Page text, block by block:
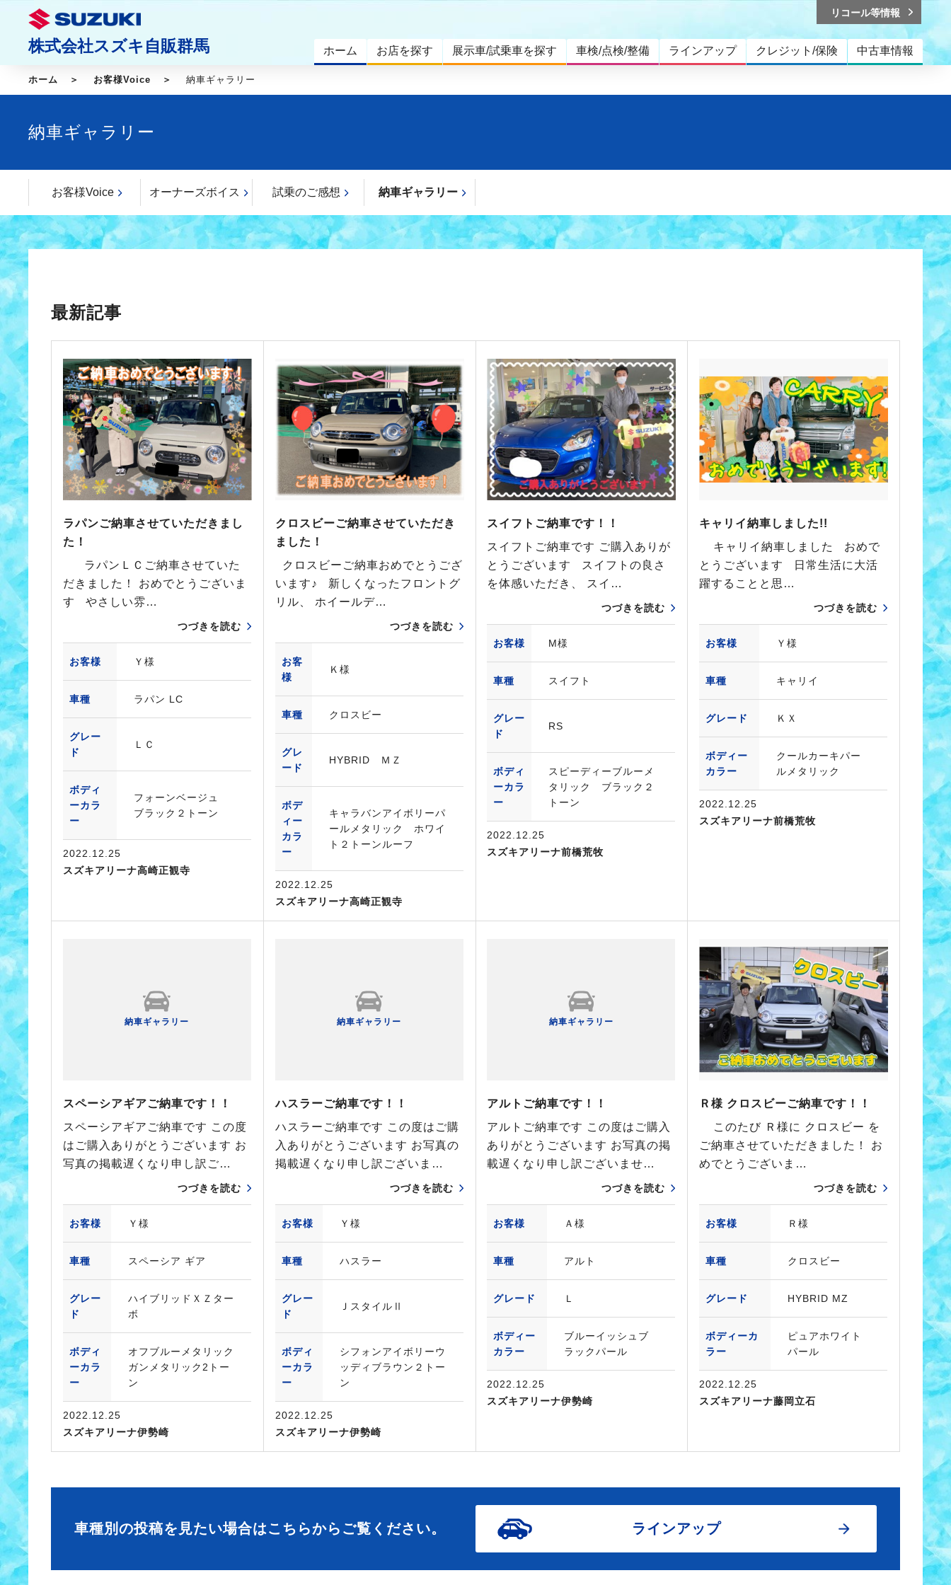
株式会社スズキ自販群馬 ホーム お店を探す 展示車/試乗車を探す 車検/点検/整備 ラインアップ クレジット/保険 中古車情報
リコール等情報
ホーム お客様Voice 納車ギャラリー
納車ギャラリー
お客様Voice オーナーズボイス 試乗のご感想 納車ギャラリー
最新記事
ラパンご納車させていただきまし
た！
ラパンＬＣご納車させていた
だきました！ おめでとうございま
す やさしい雰…
つづきを読む
お客様 Ｙ様
車種 ラパン LC
グレー
ド
ＬＣ
ボディ
ーカラ
ー
フォーンベージュ
ブラック２トーン
2022.12.25
スズキアリーナ高崎正観寺
クロスビーご納車させていただき
ました！
クロスビーご納車おめでとうござ
います♪ 新しくなったフロントグ
リル、 ホイールデ…
つづきを読む
お客
様
Ｋ様
車種 クロスビー
グレ
ード
HYBRID ＭＺ
ボデ
ィー
カラ
ー
キャラバンアイボリーパ
ールメタリック ホワイ
ト２トーンルーフ
2022.12.25
スズキアリーナ高崎正観寺
スイフトご納車です！！
スイフトご納車です ご購入ありが
とうございます スイフトの良さ
を体感いただき、 スイ…
つづきを読む
お客様 M様
車種 スイフト
グレー
ド
RS
ボディ
ーカラ
ー
スピーディーブルーメ
タリック ブラック２
トーン
2022.12.25
スズキアリーナ前橋荒牧
キャリイ納車しました!!
キャリイ納車しました おめで
とうございます 日常生活に大活
躍することと思…
つづきを読む
お客様 Ｙ様
車種 キャリイ
グレード ＫＸ
ボディー
カラー
クールカーキパー
ルメタリック
2022.12.25
スズキアリーナ前橋荒牧
納車ギャラリー
スペーシアギアご納車です！！
スペーシアギアご納車です この度
はご購入ありがとうございます お
写真の掲載遅くなり申し訳ご…
つづきを読む
お客様 Ｙ様
車種 スペーシア ギア
グレー
ド
ハイブリッドＸＺター
ボ
ボディ
ーカラ
ー
オフブルーメタリック
ガンメタリック2トー
ン
2022.12.25
スズキアリーナ伊勢崎
納車ギャラリー
ハスラーご納車です！！
ハスラーご納車です この度はご購
入ありがとうございます お写真の
掲載遅くなり申し訳ございま…
つづきを読む
お客様 Ｙ様
車種 ハスラー
グレー
ド
ＪスタイルⅡ
ボディ
ーカラ
ー
シフォンアイボリーウ
ッディブラウン２トー
ン
2022.12.25
スズキアリーナ伊勢崎
納車ギャラリー
アルトご納車です！！
アルトご納車です この度はご購入
ありがとうございます お写真の掲
載遅くなり申し訳ございませ…
つづきを読む
お客様 Ａ様
車種 アルト
グレード Ｌ
ボディー
カラー
ブルーイッシュブ
ラックパール
2022.12.25
スズキアリーナ伊勢崎
Ｒ様 クロスビーご納車です！！
このたび Ｒ様に クロスビー を
ご納車させていただきました！ お
めでとうございま…
つづきを読む
お客様 Ｒ様
車種 クロスビー
グレード HYBRID MZ
ボディーカ
ラー
ピュアホワイト
パール
2022.12.25
スズキアリーナ藤岡立石
車種別の投稿を見たい場合はこちらからご覧ください。 ラインアップ